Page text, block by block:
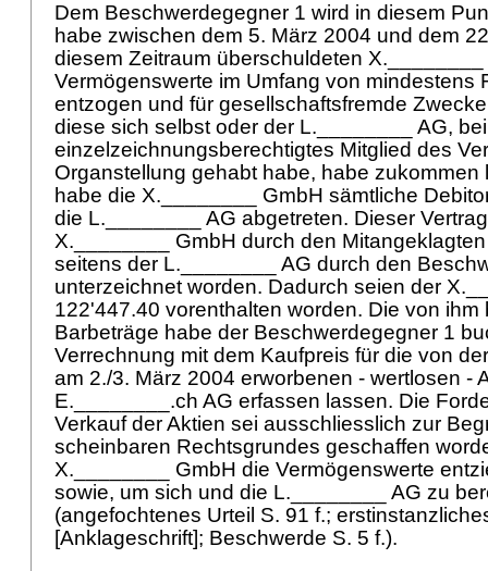
Dem Beschwerdegegner 1 wird in diesem
habe zwischen dem 5. März 2004 und dem
diesem Zeitraum überschuldeten
Vermögenswerte im Umfang von mindestens
entzogen und für gesellschaftsfremde
diese sich selbst oder der L.________ AG,
einzelzeichnungsberechtigtes Mitglied des
Organstellung gehabt habe, habe zukommen
habe die X.________ GmbH sämtliche
die L.________ AG abgetreten. Dieser
X.________ GmbH durch den
seitens der L.________ AG durch den
unterzeichnet worden. Dadurch seien der
122'447.40 vorenthalten worden. Die von ihm
Barbeträge habe der Beschwerdegegner 1
Verrechnung mit dem Kaufpreis für die von
am 2./3. März 2004 erworbenen - wertlosen -
E.________.ch AG erfassen lassen. Die
Verkauf der Aktien sei ausschliesslich zur
scheinbaren Rechtsgrundes geschaffen
X.________ GmbH die Vermögenswerte
sowie, um sich und die L.________ AG zu
(angefochtenes Urteil S. 91 f.;
[Anklageschrift]; Beschwerde S. 5 f.).